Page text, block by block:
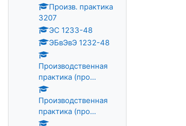
Произв. практика
3207
ЭС 1233-48
ЭБвЭвЭ 1232-48
Производственная
практика (про...
Производственная
практика (про...